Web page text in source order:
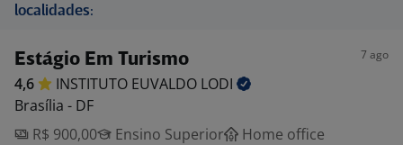
localidades:
Estágio Em Turismo 7 ago
4,6 INSTITUTO EUVALDO LODI
Brasília - DF
R$ 900,00
Ensino Superior Home office